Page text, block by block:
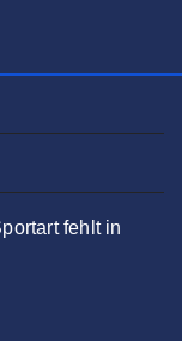
fehlt in